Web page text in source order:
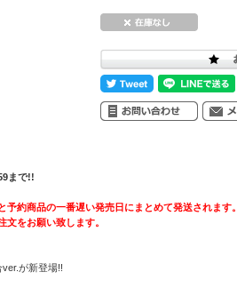
まで!!
約商品の一番遅い発売日にまとめて発送されます。
をお願い致します。
が新登場!!